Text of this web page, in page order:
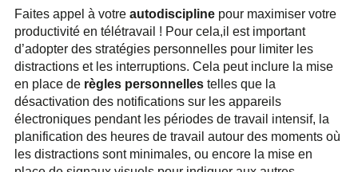
Faites appel à votre autodiscipline pour maximiser votre
productivité en télétravail ! Pour cela,il est important
d’adopter des stratégies personnelles pour limiter les
distractions et les interruptions. Cela peut inclure la mise
en place de règles personnelles telles que la
désactivation des notifications sur les appareils
électroniques pendant les périodes de travail intensif, la
planification des heures de travail autour des moments où
les distractions sont minimales, ou encore la mise en